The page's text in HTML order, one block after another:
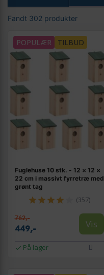
Fandt 302 produkter
POPULÆR TILBUD
Fuglehuse 10 stk. - 12 × 12 ×
22 cm i massivt fyrretræ med
grønt tag
(357)
762,-
449,- Vis
På lager